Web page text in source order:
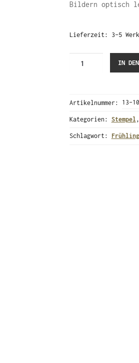
Bildern optisch
Lieferzeit: 3-5
IN DEN
Artikelnummer: 13-
Kategorien: Stempel ,
Schlagwort: Frühling